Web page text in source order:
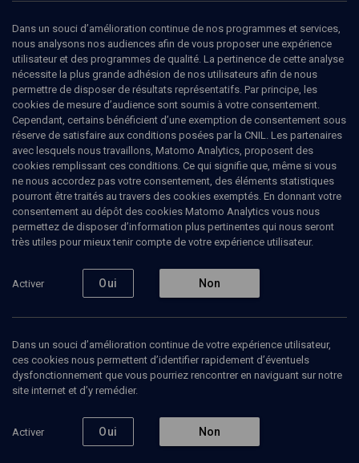
Ajouter Partager J’aime
Tous 1 Vidéos 1
Vidéos 1
Courage et
HISTOIRE
Henri Schilli, l'honneur du
Franco-judaïsme
Dans un souci d’amélioration continue de nos programmes et services,
nous analysons nos audiences afin de vous proposer une expérience
utilisateur et des programmes de qualité. La pertinence de cette analyse
nécessite la plus grande adhésion de nos utilisateurs afin de nous
permettre de disposer de résultats représentatifs. Par principe, les
cookies de mesure d’audience sont soumis à votre consentement.
Cependant, certains bénéficient d’une exemption de consentement sous
réserve de satisfaire aux conditions posées par la CNIL. Les partenaires
avec lesquels nous travaillons, Matomo Analytics, proposent des
cookies remplissant ces conditions. Ce qui signifie que, même si vous
ne nous accordez pas votre consentement, des éléments statistiques
pourront être traités au travers des cookies exemptés. En donnant votre
consentement au dépôt des cookies Matomo Analytics vous nous
permettez de disposer d’information plus pertinentes qui nous seront
très utiles pour mieux tenir compte de votre expérience utilisateur.
Activer Oui Non
Dans un souci d’amélioration continue de votre expérience utilisateur,
ces cookies nous permettent d’identifier rapidement d’éventuels
dysfonctionnement que vous pourriez rencontrer en naviguant sur notre
site internet et d’y remédier.
Activer Oui Non